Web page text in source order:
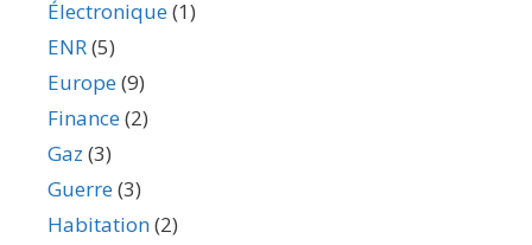
Électronique(1)
ENR(5)
Europe(9)
Finance(2)
Gaz (3)
Guerre(3)
Habitation(2)